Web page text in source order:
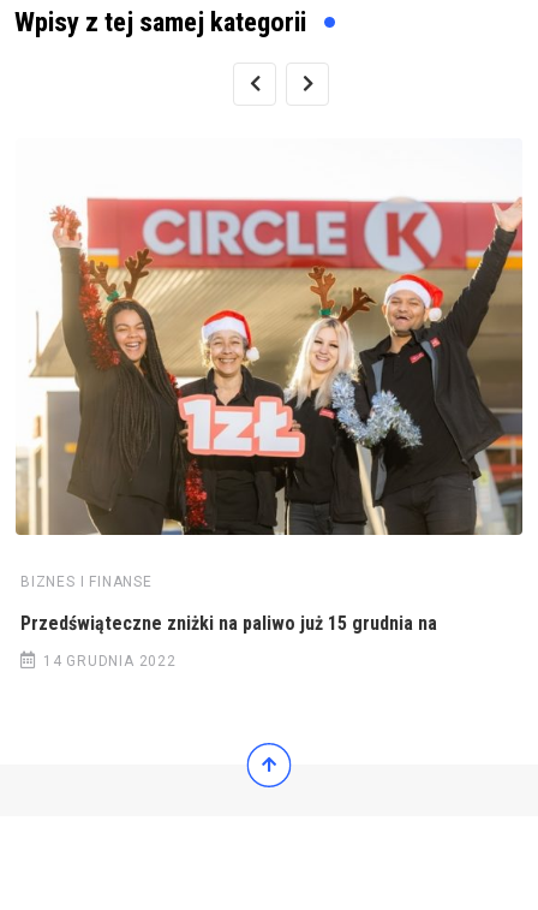
Wpisy z tej samej kategorii
BIZNES I FINANSE
Przedświąteczne zniżki na paliwo już 15 grudnia na
14 GRUDNIA 2022